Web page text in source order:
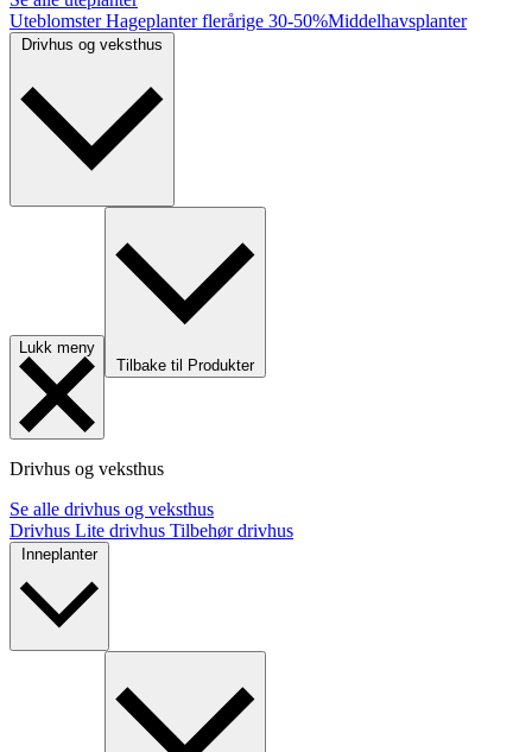
UteblomsterHageplanter flerårige 30-50%Middelhavsplanter
Lukk meny
Tilbake til Produkter
Drivhus og veksthus
Se alle drivhus og veksthus
Drivhus Lite drivhus Tilbehør drivhus
Inneplanter